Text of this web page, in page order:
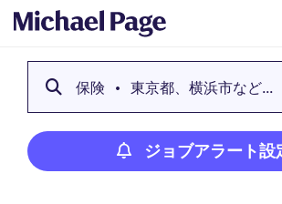
保険 東京都、横浜市など...
ジョブアラート設